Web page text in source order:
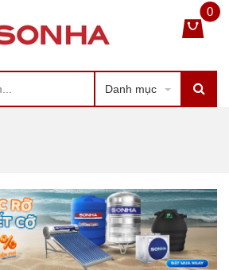
Danh mục
0